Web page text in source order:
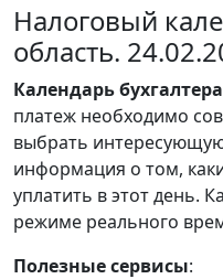
Налоговый
область.
Календарьбухгалтера
платеж необходимо
выбрать
информация о том,
уплатить в этот день.
режиме реального
Полезные сервисы: